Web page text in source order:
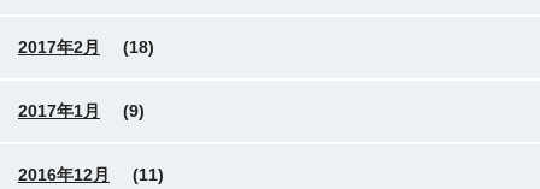
2017年2月 (18)
2017年1月 (9)
2016年12月 (11)